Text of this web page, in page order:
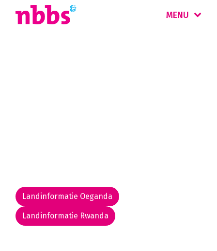
MENU
Landinformatie Oeganda
Landinformatie Rwanda